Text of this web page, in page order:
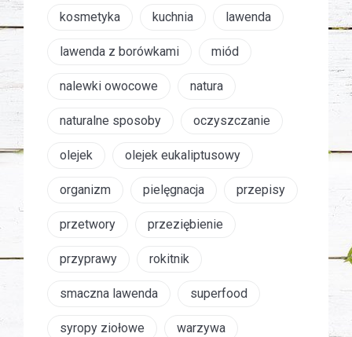
kosmetyka kuchnia lawenda
lawenda z borówkami miód
nalewki owocowe natura
naturalne sposoby oczyszczanie
olejek olejek eukaliptusowy
organizm pielęgnacja przepisy
przetwory przeziębienie
przyprawy rokitnik
smaczna lawenda superfood
syropy ziołowe warzywa